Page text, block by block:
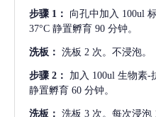
步骤 1： 向孔中加入 100ul
37°C 静置孵育 90 分钟。
洗板： 洗板 2 次。不浸泡。
步骤 2： 加入 100ul 生物素-
静置孵育 60 分钟。
洗板： 洗板 3 次。每次浸泡